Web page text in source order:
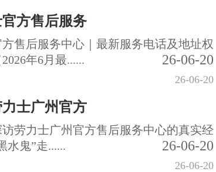
方售后服务
售后服务中心｜最新服务电话及地址权
年6月最......
26-06-20
26-06-20
士广州官方
劳力士广州官方售后服务中心的真实经
水鬼”走......
26-06-20
26-06-20